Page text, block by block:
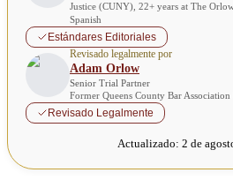
Justice (CUNY), 22+ years at The
Spanish
Estándares Editoriales
Revisado legalmente por
Adam Orlow
Senior Trial Partner
Former Queens County Bar
Revisado Legalmente
Actualizado: 2 de